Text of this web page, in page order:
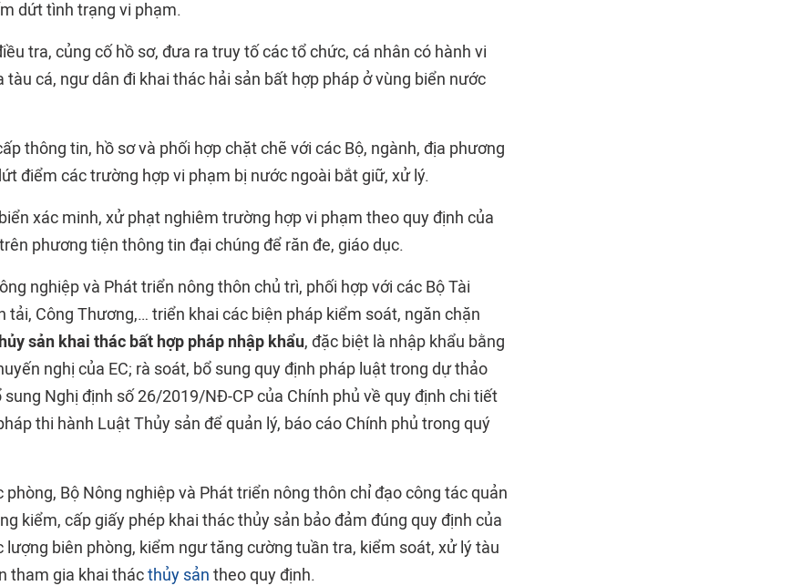
dứt tình trạng vi phạm.
tra, củng cố hồ sơ, đưa ra truy tố các tổ chức, cá nhân có hành vi
tàu cá, ngư dân đi khai thác hải sản bất hợp pháp ở vùng biển nước
thông tin, hồ sơ và phối hợp chặt chẽ với các Bộ, ngành, địa phương
điểm các trường hợp vi phạm bị nước ngoài bắt giữ, xử lý.
xác minh, xử phạt nghiêm trường hợp vi phạm theo quy định của
phương tiện thông tin đại chúng để răn đe, giáo dục.
nghiệp và Phát triển nông thôn chủ trì, phối hợp với các Bộ Tài
tải, Công Thương,… triển khai các biện pháp kiểm soát, ngăn chặn
sản khai thác bất hợp pháp nhập khẩu, đặc biệt là nhập khẩu bằng
nghị của EC; rà soát, bổ sung quy định pháp luật trong dự thảo
sung Nghị định số 26/2019/NĐ-CP của Chính phủ về quy định chi tiết
thi hành Luật Thủy sản để quản lý, báo cáo Chính phủ trong quý
phòng, Bộ Nông nghiệp và Phát triển nông thôn chỉ đạo công tác quản
kiểm, cấp giấy phép khai thác thủy sản bảo đảm đúng quy định của
lượng biên phòng, kiểm ngư tăng cường tuần tra, kiểm soát, xử lý tàu
tham gia khai thácthủy sản theo quy định.